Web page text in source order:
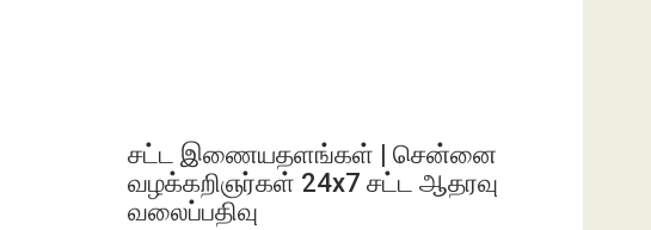
சட்ட இணையதளங்கள் | சென்னை
வழக்கறிஞர்கள் 24x7 சட்ட ஆதரவு
வலைப்பதிவு